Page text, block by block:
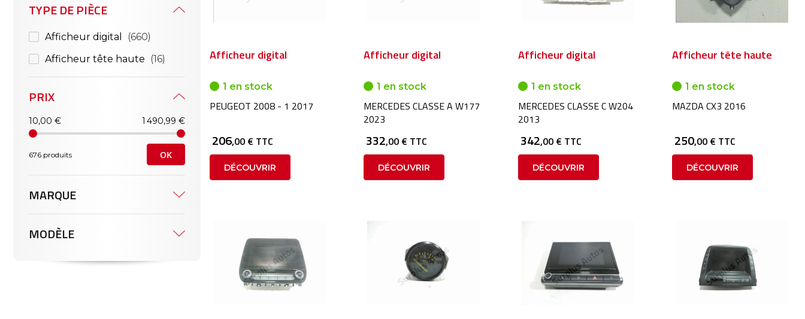
Afficheur digital
1 en stock
PEUGEOT 2008 - 1 2017
206,00 € TTC
DÉCOUVRIR
Afficheur digital
1 en stock
MERCEDES CLASSE A W177
2023
332,00 € TTC
DÉCOUVRIR
Afficheur digital
1 en stock
MERCEDES CLASSE C W204
2013
342,00 € TTC
DÉCOUVRIR
Afficheur tête haute
1 en stock
MAZDA CX3 2016
250,00 € TTC
DÉCOUVRIR
TYPE DE PIÈCE
Afficheur digital
660
Afficheur tête haute
16
PRIX
10,00 € 1 490,99 €
676 produits OK
MARQUE
MODÈLE